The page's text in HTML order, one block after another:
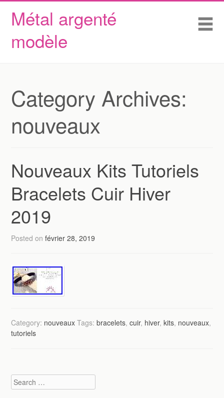
Métal argenté
modèle
Skip to content
Accueil
Conditions d’utilisation
Category Archives:
nouveaux
Nouveaux Kits Tutoriels
Bracelets Cuir Hiver
2019
Posted onfévrier 28, 2019
Category: nouveaux Tags:bracelets,cuir, hiver,kits, nouveaux,
tutoriels
Search